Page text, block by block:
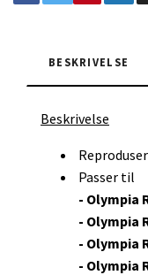
BESKRIVELSE
Beskrivelse
Passer til
- Olympia
- Olympia
- Olympia
- Olympia